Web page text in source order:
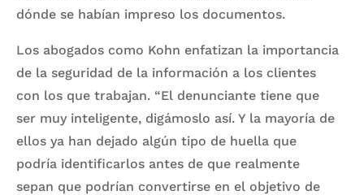
dónde se habían impreso los documentos.
Los abogados como Kohn enfatizan la importancia
de la seguridad de la información a los clientes
con los que trabajan. “El denunciante tiene que
ser muy inteligente, digámoslo así. Y la mayoría de
ellos ya han dejado algún tipo de huella que
podría identificarlos antes de que realmente
sepan que podrían convertirse en el objetivo de